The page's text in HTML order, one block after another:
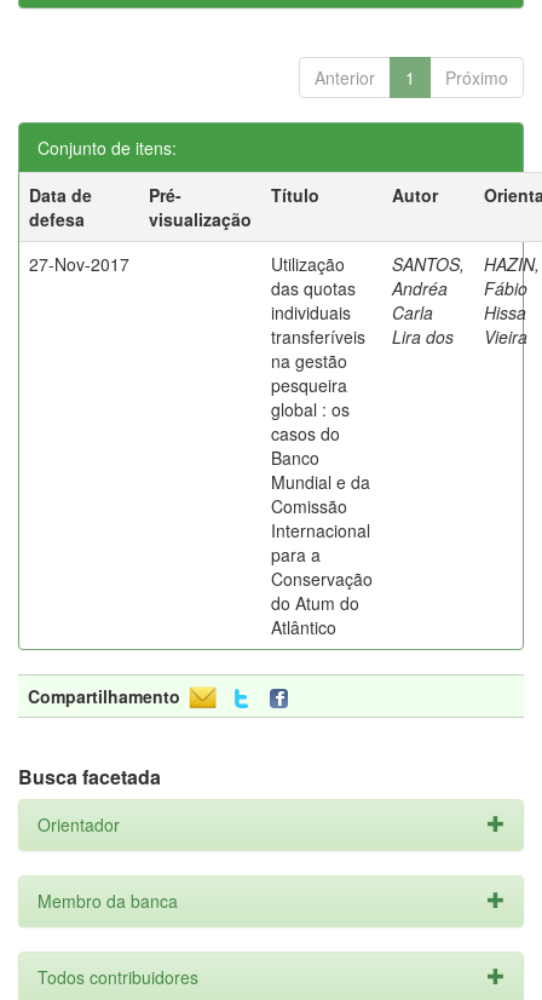
Anterior 1 Próximo
Conjunto de itens:
Data de
defesa
Pré-
visualização
Título Autor
27-Nov-2017
Utilização
das quotas
individuais
transferíveis
na gestão
pesqueira
global : os
casos do
Banco
Mundial e da
Comissão
Internacional
para a
Conservação
do Atum do
Atlântico
SANTOS,
Andréa
Carla
Lira dos
HAZIN,
Fábio
Hissa
Vieira
Compartilhamento
Busca facetada
Orientador
Membro da banca
Todos contribuidores